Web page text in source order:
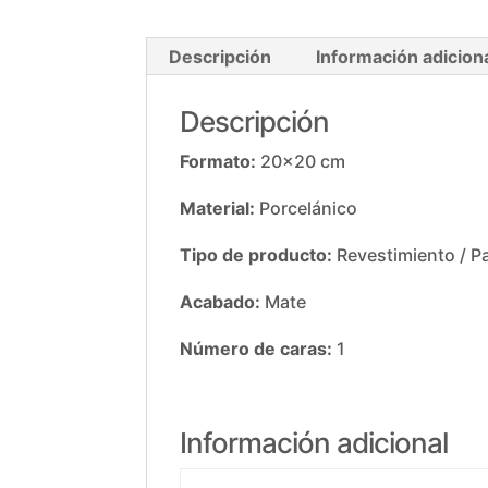
Descripción Información
Descripción
Formato: 20×20 cm
Material: Porcelánico
Tipo de producto: Revestimiento /
Acabado: Mate
Número de caras: 1
Información adicional